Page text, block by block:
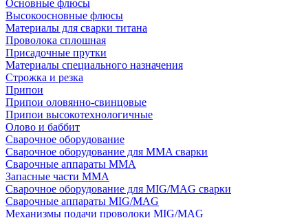
Основные флюсы
Высокоосновные флюсы
Материалы для сварки титана
Проволока сплошная
Присадочные прутки
Материалы специального назначения
Строжка и резка
Припои
Припои оловянно-свинцовые
Припои высокотехнологичные
Олово и баббит
Сварочное оборудование
Сварочное оборудование для MMA сварки
Сварочные аппараты MMA
Запасные части MMA
Сварочное оборудование для MIG/MAG сварки
Сварочные аппараты MIG/MAG
Механизмы подачи проволоки MIG/MAG